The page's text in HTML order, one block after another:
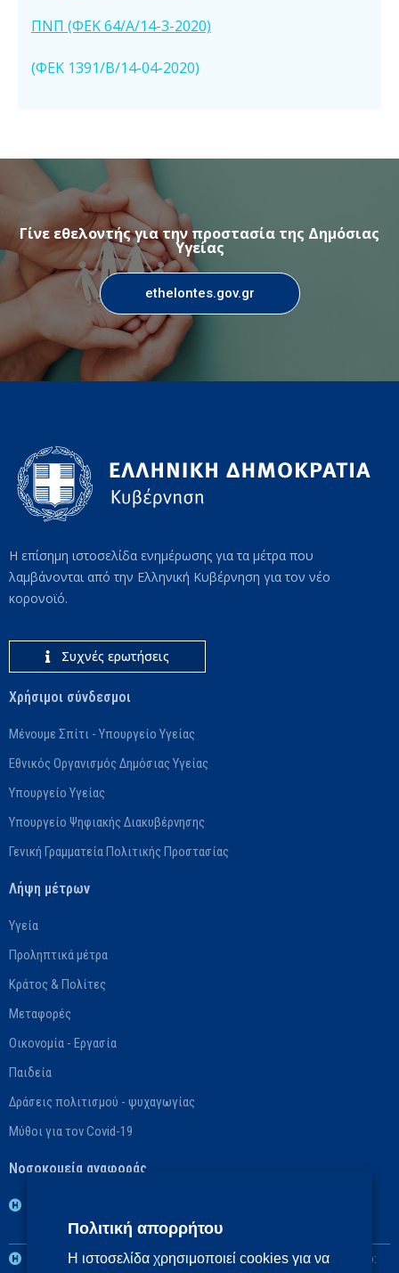
ΠΝΠ (ΦΕΚ 64/Α/14-3-2020)
(ΦΕΚ 1391/Β/14-04-2020)
Γίνε εθελοντής για την προστασία της Δημόσιας
Υγείας
ethelontes.gov.gr
Η επίσημη ιστοσελίδα ενημέρωσης για τα μέτρα που
λαμβάνονται από την Ελληνική Κυβέρνηση για τον νέο
κορονοϊό.
Συχνές ερωτήσεις
Χρήσιμοι σύνδεσμοι
Μένουμε Σπίτι - Υπουργείο Υγείας
Εθνικός Οργανισμός Δημόσιας Υγείας
Υπουργείο Υγείας
Υπουργείο Ψηφιακής Διακυβέρνησης
Γενική Γραμματεία Πολιτικής Προστασίας
Λήψη μέτρων
Υγεία
Προληπτικά μέτρα
Κράτος & Πολίτες
Μεταφορές
Οικονομία - Εργασία
Παιδεία
Δράσεις πολιτισμού - ψυχαγωγίας
Μύθοι για τον Covid-19
Νοσοκομεία αναφοράς
Αναπληρωματικό: ΓΝ Αθηνών «Ο Ευαγγελισμός»
2η ΥΠΕ: Βασικό: Πανεπιστημιακό ΓΝ «Αττικόν», Αναπληρωματικό:
Πολιτική απορρήτου
Η ιστοσελίδα χρησιμοποιεί cookies για να